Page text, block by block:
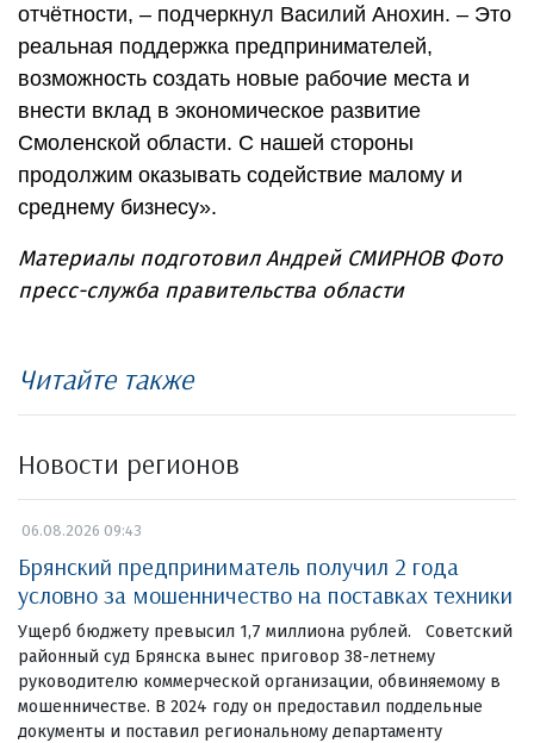
отчётности, – подчеркнул Василий Анохин. – Это
реальная поддержка предпринимателей,
возможность создать новые рабочие места и
внести вклад в экономическое развитие
Смоленской области. С нашей стороны
продолжим оказывать содействие малому и
среднему бизнесу».
Материалы подготовил Андрей СМИРНОВ Фото
пресс-служба правительства области
Читайте также
Новости регионов
06.08.2026 09:43
Брянский предприниматель получил 2 года
условно за мошенничество на поставках техники
Ущерб бюджету превысил 1,7 миллиона рублей. Советский
районный суд Брянска вынес приговор 38-летнему
руководителю коммерческой организации, обвиняемому в
мошенничестве. В 2024 году он предоставил поддельные
документы и поставил региональному департаменту